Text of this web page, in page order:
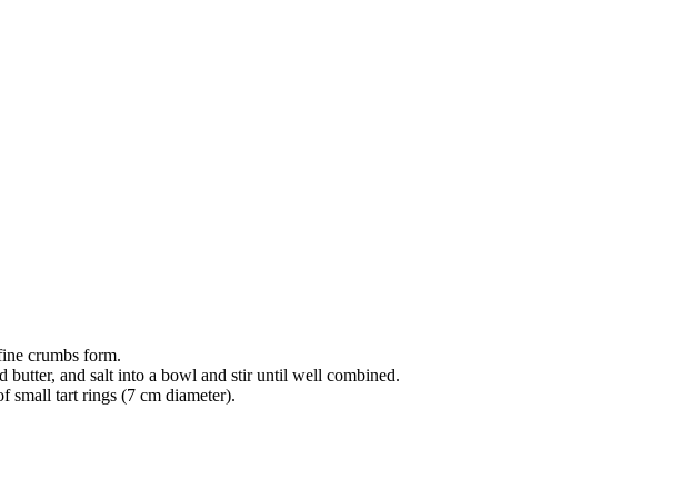
crumbs form.
butter, and salt into a bowl and stir until well combined.
small tart rings (7 cm diameter).